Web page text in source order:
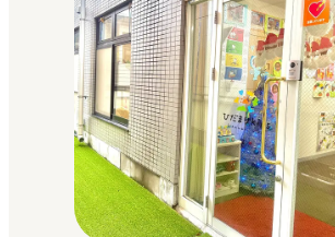
地図から探す
地域から探す